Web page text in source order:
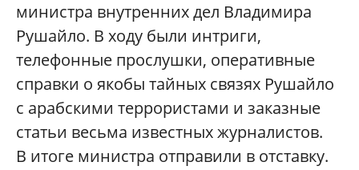
министра внутренних дел Владимира
Рушайло. В ходу были интриги,
телефонные прослушки, оперативные
справки о якобы тайных связях Рушайло
с арабскими террористами и заказные
статьи весьма известных журналистов.
В итоге министра отправили в отставку.